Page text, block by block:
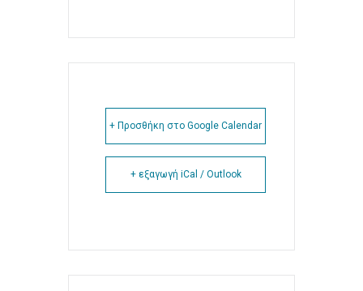
+ Προσθήκη στο Google Calendar
+ εξαγωγή iCal / Outlook